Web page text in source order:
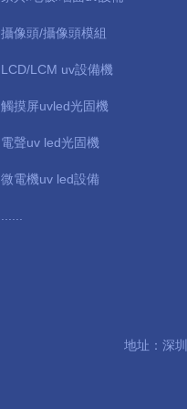
攝像頭/攝像頭模組
LCD/LCM uv設備機
觸摸屏uvled光固機
電聲uv led光固機
微電機uv led設備
地址：深